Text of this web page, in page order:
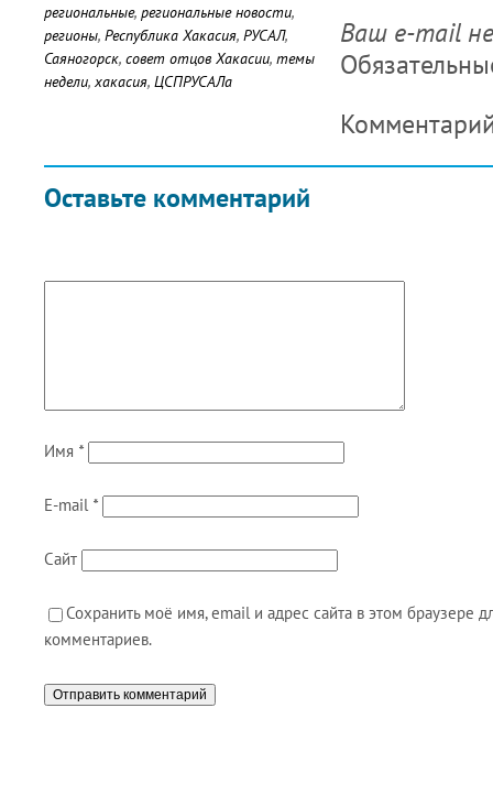
региональные, региональные новости,
регионы, Республика Хакасия, РУСАЛ,
Саяногорск, совет отцов Хакасии, темы
недели, хакасия, ЦСПРУСАЛа
Оставьте комментарий
Ваш e-mail
Имя *
E-mail *
Сайт
Сохранить моё имя, email и адрес сайта в этом браузере
комментариев.